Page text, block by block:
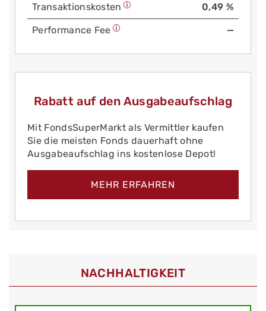
Trans­aktions­kosten 0,49 %
Performance Fee —
Rabatt auf den Ausgabeaufschlag
Mit FondsSuperMarkt als Vermittler kaufen
Sie die meisten Fonds dauerhaft ohne
Ausgabeaufschlag ins kostenlose Depot!
MEHR ERFAHREN
NACHHALTIGKEIT